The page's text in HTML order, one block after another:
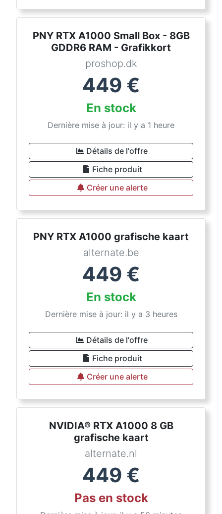
PNY RTX A1000 Small Box - 8GB
GDDR6 RAM - Grafikkort
proshop.dk
449 €
En stock
Dernière mise à jour: il y a 1 heure
Détails de l'offre
Fiche produit
Créer une alerte
PNY RTX A1000 grafische kaart
alternate.be
449 €
En stock
Dernière mise à jour: il y a 3 heures
Détails de l'offre
Fiche produit
Créer une alerte
NVIDIA® RTX A1000 8 GB
grafische kaart
alternate.nl
449 €
Pas en stock